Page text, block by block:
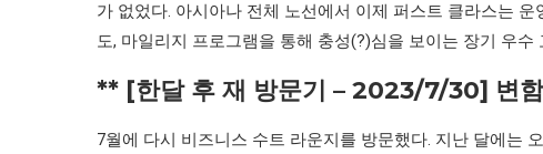
가 없었다. 아시아나 전체 노선에서 이제 퍼스트 클라스는
도, 마일리지 프로그램을 통해 충성(?)심을 보이는 장기 우
** [한달 후 재 방문기 – 2023/7/30] 변
7월에 다시 비즈니스 수트 라운지를 방문했다. 지난 달에는